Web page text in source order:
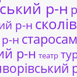
р-н
р-н
н
р-н театр